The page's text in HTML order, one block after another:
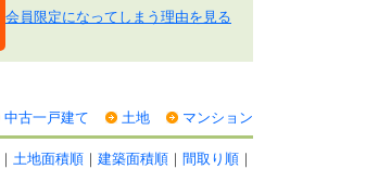
会員限定になってしまう理由を見る
中古一戸建て 土地 マンション
｜ 土地面積順 ｜ 建築面積順 ｜ 間取り順 ｜